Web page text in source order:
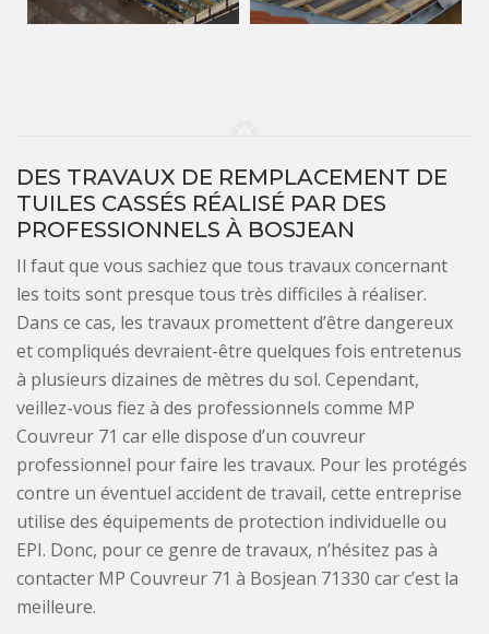
DES TRAVAUX DE REMPLACEMENT DE
TUILES CASSÉS RÉALISÉ PAR DES
PROFESSIONNELS À BOSJEAN
Il faut que vous sachiez que tous travaux concernant
les toits sont presque tous très difficiles à réaliser.
Dans ce cas, les travaux promettent d’être dangereux
et compliqués devraient-être quelques fois entretenus
à plusieurs dizaines de mètres du sol. Cependant,
veillez-vous fiez à des professionnels comme MP
Couvreur 71 car elle dispose d’un couvreur
professionnel pour faire les travaux. Pour les protégés
contre un éventuel accident de travail, cette entreprise
utilise des équipements de protection individuelle ou
EPI. Donc, pour ce genre de travaux, n’hésitez pas à
contacter MP Couvreur 71 à Bosjean 71330 car c’est la
meilleure.